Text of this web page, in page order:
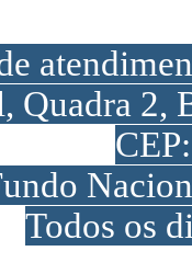
Quadra
Todos os